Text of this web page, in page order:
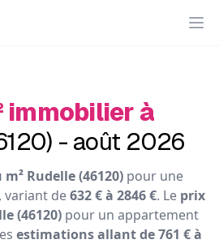
immobilier à
- août 2026
Rudelle (46120)pour une
variant de632 € à 2846 €. Le prix
(46120) pour un appartement
estimations allant de 761 € à